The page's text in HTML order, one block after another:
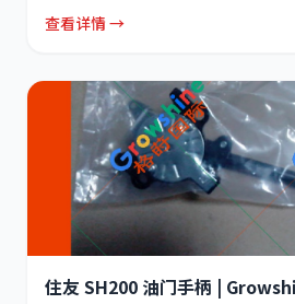
查看详情 →
住友 SH200 油门手柄 |